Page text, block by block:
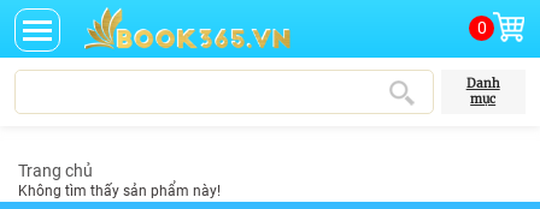
0
Danh
mục
Trang chủ
Không tìm thấy sản phẩm này!